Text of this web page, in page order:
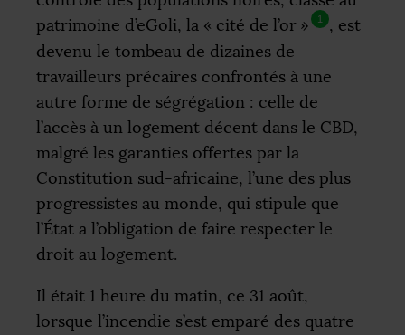
patrimoine d’eGoli, la « cité de l’or » 1
, est
devenu le tombeau de dizaines de
travailleurs précaires confrontés à une
autre forme de ségrégation : celle de
l’accès à un logement décent dans le CBD,
malgré les garanties offertes par la
Constitution sud-africaine, l’une des plus
progressistes au monde, qui stipule que
l’État a l’obligation de faire respecter le
droit au logement.
Il était 1 heure du matin, ce 31 août,
lorsque l’incendie s’est emparé des quatre